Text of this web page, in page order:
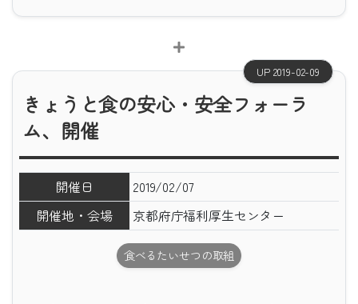
UP 2019-02-09
きょうと食の安心・安全フォーラ
ム、開催
開催日
2019/02/07
開催地・会場
京都府庁福利厚生センター
食べるたいせつの取組